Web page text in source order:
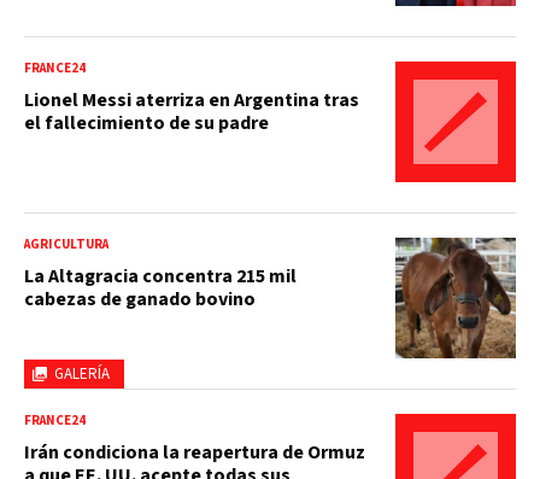
FRANCE24
Lionel Messi aterriza en Argentina tras
el fallecimiento de su padre
GALERÍA
AGRICULTURA
La Altagracia concentra 215 mil
cabezas de ganado bovino
FRANCE24
Irán condiciona la reapertura de Ormuz